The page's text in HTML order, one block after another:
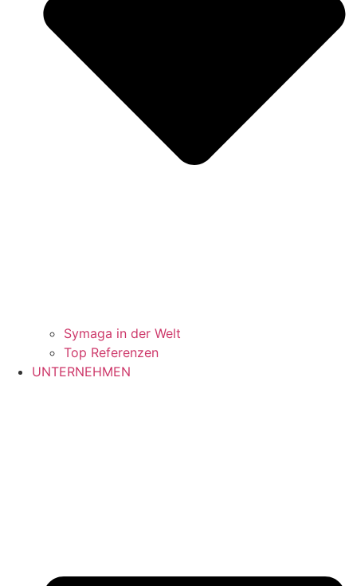
Symaga in der Welt
Top Referenzen
UNTERNEHMEN